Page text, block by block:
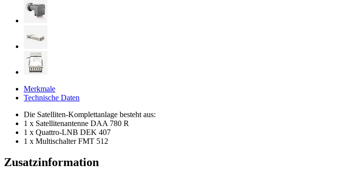
Merkmale
Technische Daten
Die Satelliten-Komplettanlage besteht aus:
1 x Satellitenantenne DAA 780 R
1 x Quattro-LNB DEK 407
1 x Multischalter FMT 512
Zusatzinformation